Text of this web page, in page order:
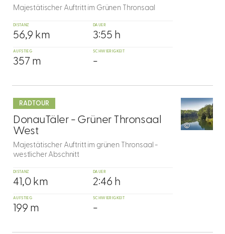
Majestätischer Auftritt im Grünen Thronsaal
DISTANZ
56,9 km
DAUER
3:55 h
AUFSTIEG
357 m
SCHWIERIGKEIT
-
RADTOUR
9
DonauTäler - Grüner Thronsaal
West
©
Majestätischer Auftritt im grünen Thronsaal -
westlicher Abschnitt
DISTANZ
41,0 km
DAUER
2:46 h
AUFSTIEG
199 m
SCHWIERIGKEIT
-
dazu